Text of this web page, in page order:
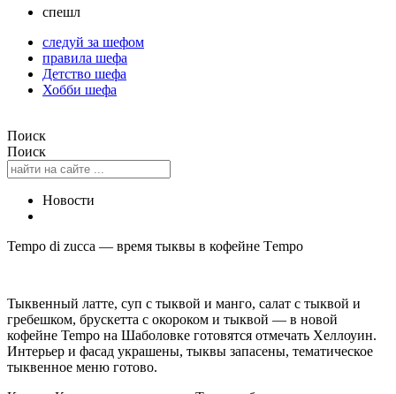
спешл
следуй за шефом
правила шефа
Детство шефа
Хобби шефа
Поиск
Поиск
Новости
Tempo di zucca — время тыквы в кофейне Tеmpo
Тыквенный латте, суп с тыквой и манго, салат с тыквой и
гребешком, брускетта с окороком и тыквой — в новой
кофейне Tempo на Шаболовке готовятся отмечать Хеллоуин.
Интерьер и фасад украшены, тыквы запасены, тематическое
тыквенное меню готово.